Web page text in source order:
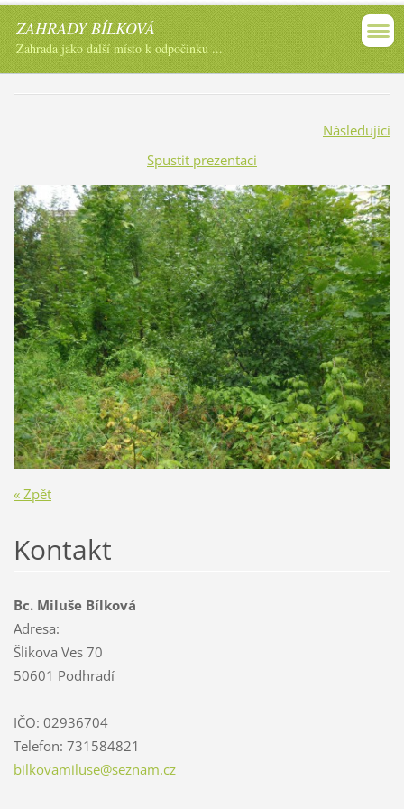
ZAHRADY BÍLKOVÁ
Zahrada jako další místo k odpočinku ...
Následující
Spustit prezentaci
« Zpět
Kontakt
Bc. Miluše Bílková
Adresa:
Šlikova Ves 70
50601 Podhradí
IČO: 02936704
Telefon: 731584821
bilkovamiluse@seznam.cz